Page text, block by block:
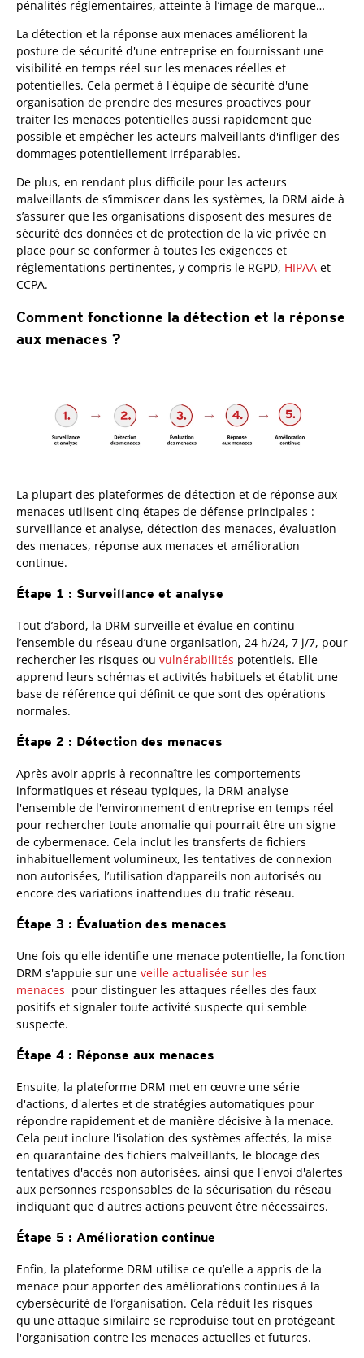
pénalités réglementaires, atteinte à l’image de marque…
La détection et la réponse aux menaces améliorent la
posture de sécurité d'une entreprise en fournissant une
visibilité en temps réel sur les menaces réelles et
potentielles. Cela permet à l'équipe de sécurité d'une
organisation de prendre des mesures proactives pour
traiter les menaces potentielles aussi rapidement que
possible et empêcher les acteurs malveillants d'infliger des
dommages potentiellement irréparables.
De plus, en rendant plus difficile pour les acteurs
malveillants de s’immiscer dans les systèmes, la DRM aide à
s’assurer que les organisations disposent des mesures de
sécurité des données et de protection de la vie privée en
place pour se conformer à toutes les exigences et
réglementations pertinentes, y compris le RGPD, HIPAA et
CCPA.
Comment fonctionne la détection et la réponse
aux menaces ?
La plupart des plateformes de détection et de réponse aux
menaces utilisent cinq étapes de défense principales :
surveillance et analyse, détection des menaces, évaluation
des menaces, réponse aux menaces et amélioration
continue.
Étape 1 : Surveillance et analyse
Tout d’abord, la DRM surveille et évalue en continu
l’ensemble du réseau d’une organisation, 24 h/24, 7 j/7, pour
rechercher les risques ou vulnérabilités potentiels. Elle
apprend leurs schémas et activités habituels et établit une
base de référence qui définit ce que sont des opérations
normales.
Étape 2 : Détection des menaces
Après avoir appris à reconnaître les comportements
informatiques et réseau typiques, la DRM analyse
l'ensemble de l'environnement d'entreprise en temps réel
pour rechercher toute anomalie qui pourrait être un signe
de cybermenace. Cela inclut les transferts de fichiers
inhabituellement volumineux, les tentatives de connexion
non autorisées, l’utilisation d’appareils non autorisés ou
encore des variations inattendues du trafic réseau.
Étape 3 : Évaluation des menaces
Une fois qu'elle identifie une menace potentielle, la fonction
DRM s'appuie sur une veille actualisée sur les
menaces pour distinguer les attaques réelles des faux
positifs et signaler toute activité suspecte qui semble
suspecte.
Étape 4 : Réponse aux menaces
Ensuite, la plateforme DRM met en œuvre une série
d'actions, d'alertes et de stratégies automatiques pour
répondre rapidement et de manière décisive à la menace.
Cela peut inclure l'isolation des systèmes affectés, la mise
en quarantaine des fichiers malveillants, le blocage des
tentatives d'accès non autorisées, ainsi que l'envoi d'alertes
aux personnes responsables de la sécurisation du réseau
indiquant que d'autres actions peuvent être nécessaires.
Étape 5 : Amélioration continue
Enfin, la plateforme DRM utilise ce qu’elle a appris de la
menace pour apporter des améliorations continues à la
cybersécurité de l’organisation. Cela réduit les risques
qu'une attaque similaire se reproduise tout en protégeant
l'organisation contre les menaces actuelles et futures.